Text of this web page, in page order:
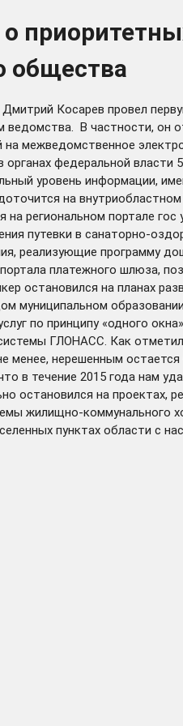
общества
Косарев провел
ведомства. В частности,
межведомственное
федеральной власти
уровень информации,
на
региональном портале гос
путевки в санаторно-
реализующие программу
платежного шлюза,
на планах
муниципальном
по принципу «одного
ГЛОНАСС. Как
менее, нерешенным
течение 2015 года нам
на проектах,
жилищно-коммунального
пунктах области с